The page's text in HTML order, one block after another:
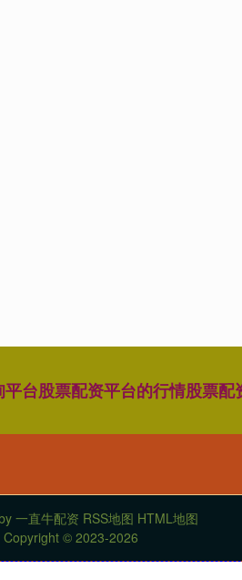
平台股票配资平台的行情股票配
一直牛配资 RSS地图 HTML地图
Copyright © 2023-2026